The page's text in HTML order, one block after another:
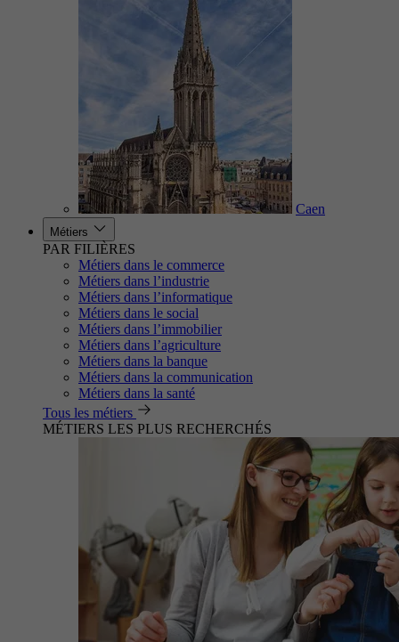
Caen
Métiers
PAR FILIÈRES
Métiers dans le commerce
Métiers dans l’industrie
Métiers dans l’informatique
Métiers dans le social
Métiers dans l’immobilier
Métiers dans l’agriculture
Métiers dans la banque
Métiers dans la communication
Métiers dans la santé
Tous les métiers
MÉTIERS LES PLUS RECHERCHÉS